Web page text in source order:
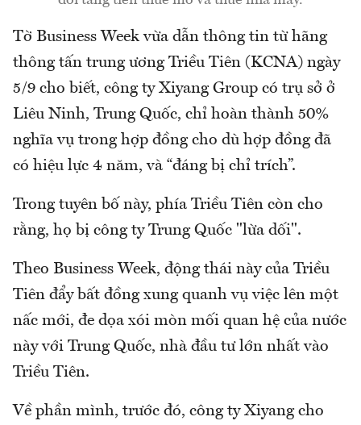
Tờ Business Week vừa dẫn thông tin từ hãng
thông tấn trung ương Triều Tiên (KCNA) ngày
5/9 cho biết, công ty Xiyang Group có trụ sở ở
Liêu Ninh, Trung Quốc, chỉ hoàn thành 50%
nghĩa vụ trong hợp đồng cho dù hợp đồng đã
có hiệu lực 4 năm, và “đáng bị chỉ trích”.
Trong tuyên bố này, phía Triều Tiên còn cho
rằng, họ bị công ty Trung Quốc "lừa dối".
Theo Business Week, động thái này của Triều
Tiên đẩy bất đồng xung quanh vụ việc lên một
nấc mới, đe dọa xói mòn mối quan hệ của nước
này với Trung Quốc, nhà đầu tư lớn nhất vào
Triều Tiên.
Về phần mình, trước đó, công ty Xiyang cho